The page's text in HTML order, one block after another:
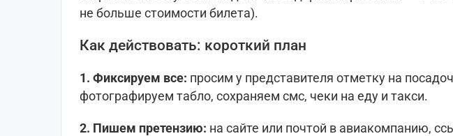
не больше стоимости билета).
Как действовать: короткий план
1. Фиксируем все: просим у представителя отметку на
фотографируем табло, сохраняем смс, чеки на еду и такси.
2. Пишем претензию: на сайте или почтой в авиакомпанию,